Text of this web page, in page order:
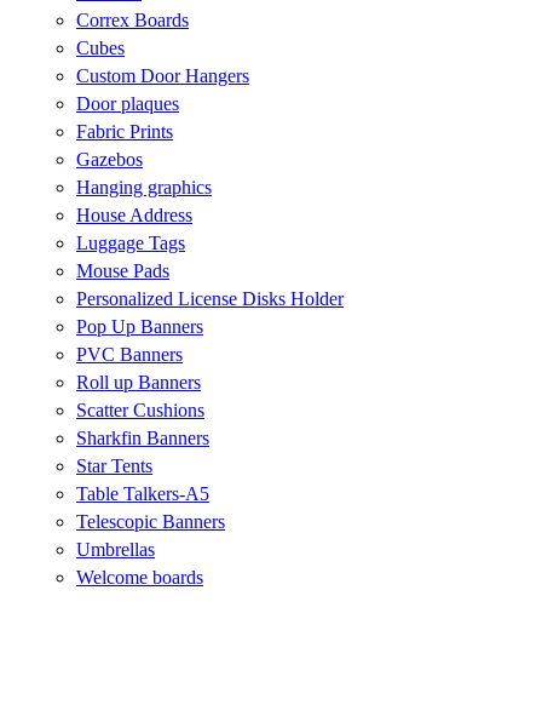
Correx Boards
Cubes
Custom Door Hangers
Door plaques
Fabric Prints
Gazebos
Hanging graphics
House Address
Luggage Tags
Mouse Pads
Personalized License Disks Holder
Pop Up Banners
PVC Banners
Roll up Banners
Scatter Cushions
Sharkfin Banners
Star Tents
Table Talkers-A5
Telescopic Banners
Umbrellas
Welcome boards